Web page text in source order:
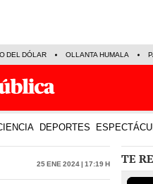
DEL DÓLAR OLLANTA HUMALA
DEPORTES
25 Ene 2024 | 17:19 h TE